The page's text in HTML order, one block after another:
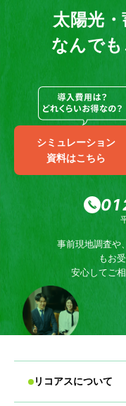
太陽光
なんで
シミュレーション
資料はこちら
事前現地調査や
もお
安心してご
リコアスについて